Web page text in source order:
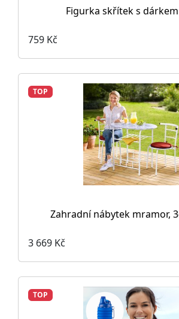
Figurka skřítek s
759 Kč
TOP
Zahradní nábytek mramor,
3 669 Kč
TOP